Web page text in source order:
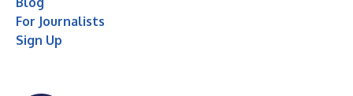
For Journalists
Sign Up